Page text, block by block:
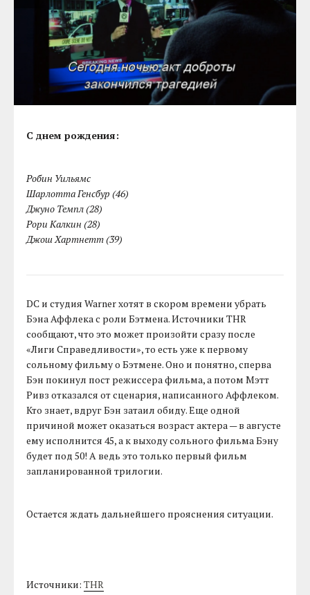
С днем рождения:
Робин Уильямс
Шарлотта Генсбур (46)
Джуно Темпл (28)
Рори Калкин (28)
Джош Хартнетт (39)
DC и студия Warner хотят в скором времени убрать
Бэна Аффлека с роли Бэтмена. Источники THR
сообщают, что это может произойти сразу после
«Лиги Справедливости», то есть уже к первому
сольному фильму о Бэтмене. Оно и понятно, сперва
Бэн покинул пост режиссера фильма, а потом Мэтт
Ривз отказался от сценария, написанного Аффлеком.
Кто знает, вдруг Бэн затаил обиду. Еще одной
причиной может оказаться возраст актера — в августе
ему исполнится 45, а к выходу сольного фильма Бэну
будет под 50! А ведь это только первый фильм
запланированной трилогии.
Остается ждать дальнейшего прояснения ситуации.
Источники:THR